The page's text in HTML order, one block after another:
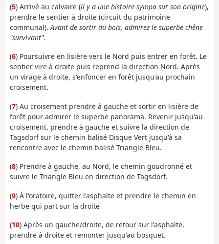
(5) Arrivé au calvaire (il y a une histoire sympa sur son origine),
prendre le sentier à droite (circuit du patrimoine
communal).Avant de sortir du bois, admirez le superbe chêne
"survivant".
(6) Poursuivre en lisière vers le Nord puis entrer en forêt. Le
sentier vire à droite puis reprend la direction Nord. Après
un virage à droite, s'enfoncer en forêt jusqu'au prochain
croisement.
(7) Au croisement prendre à gauche et sortir en lisière de
forêt pour admirer le superbe panorama. Revenir jusqu'au
croisement, prendre à gauche et suivre la direction de
Tagsdorf sur le chemin balisé Disque Vert jusqu'à sa
rencontre avec le chemin balisé Triangle Bleu.
(8) Prendre à gauche, au Nord, le chemin goudronné et
suivre le Triangle Bleu en direction de Tagsdorf.
(9) À l'oratoire, quitter l'asphalte et prendre le chemin en
herbe qui part sur la droite
(10) Après un gauche/droite, de retour sur l'asphalte,
prendre à droite et remonter jusqu'au bosquet.